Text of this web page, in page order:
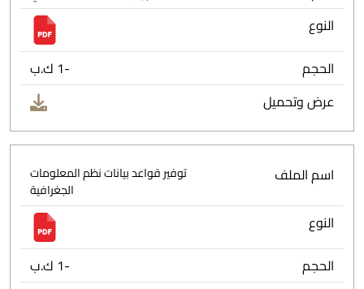
النوع
الحجم
-1 ك.ب
عرض وتحميل
اسم الملف
توفير قواعد بيانات نظم المعلومات
الجغرافية
النوع
الحجم
-1 ك.ب